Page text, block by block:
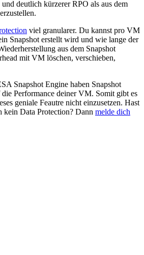
deutlich kürzerer RPO als aus dem
viel granularer. Du kannst pro VM
Snapshot erstellt wird und wie lange der
aus dem Snapshot
mit VM löschen, verschieben,
Snapshot Engine haben Snapshot
Performance deiner VM. Somit gibt es
geniale Feautre nicht einzusetzen. Hast
Data Protection? Dann melde dich